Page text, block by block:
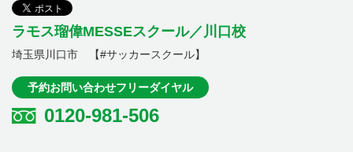
ラモス瑠偉MESSEスクール／川口校
埼玉県川口市 【#サッカースクール】
予約お問い合わせフリーダイヤル
0120-981-506